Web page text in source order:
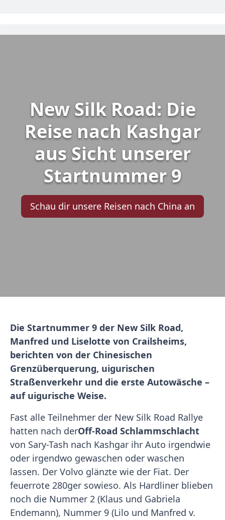
New Silk Road: Die
Reise nach Kashgar
aus Sicht unserer
Startnummer 9
Schau dir unsere Reisen nach China an
Die Startnummer 9 der New Silk Road,
Manfred und Liselotte von Crailsheims,
berichten von der Chinesischen
Grenzüberquerung, uigurischen
Straßenverkehr und die erste Autowäsche –
auf uigurische Weise.
Fast alle Teilnehmer der New Silk Road Rallye
hatten nach derOff-Road Schlammschlacht
von Sary-Tash nach Kashgar ihr Auto irgendwie
oder irgendwo gewaschen oder waschen
lassen. Der Volvo glänzte wie der Fiat. Der
feuerrote 280ger sowieso. Als Hardliner blieben
noch die Nummer 2 (Klaus und Gabriela
Endemann), Nummer 9 (Lilo und Manfred v.